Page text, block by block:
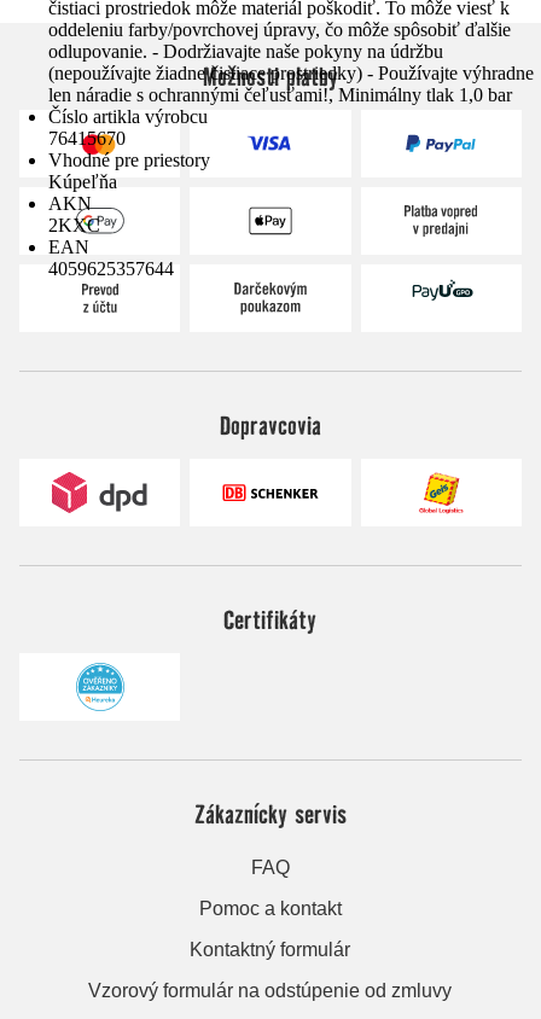
čistiaci prostriedok môže materiál poškodiť. To môže viesť k
oddeleniu farby/povrchovej úpravy, čo môže spôsobiť ďalšie
odlupovanie. - Dodržiavajte naše pokyny na údržbu
(nepoužívajte žiadne čistiace prostriedky) - Používajte výhradne
len náradie s ochrannými čeľusťami!, Minimálny tlak 1,0 bar
Číslo artikla výrobcu
76415670
Vhodné pre priestory
Kúpeľňa
AKN
2KXC
EAN
4059625357644
Možnosti platby
Dopravcovia
Certifikáty
Zákaznícky servis
FAQ
Pomoc a kontakt
Kontaktný formulár
Vzorový formulár na odstúpenie od zmluvy